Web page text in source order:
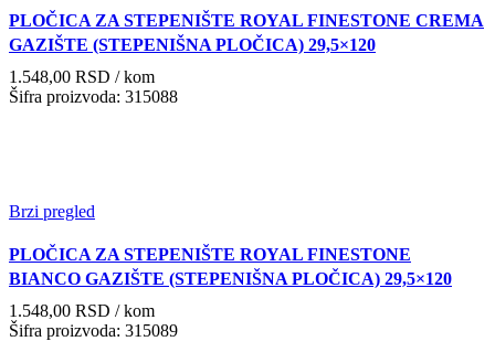
PLOČICA ZA STEPENIŠTE ROYAL FINESTONE CREMA
GAZIŠTE (STEPENIŠNA PLOČICA) 29,5×120
1.548,00 RSD / kom
Šifra proizvoda: 315088
Brzi pregled
PLOČICA ZA STEPENIŠTE ROYAL FINESTONE
BIANCO GAZIŠTE (STEPENIŠNA PLOČICA) 29,5×120
1.548,00 RSD / kom
Šifra proizvoda: 315089